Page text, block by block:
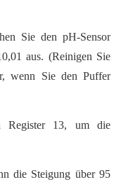
Sie den pH-Sensor
aus. (Reinigen Sie
wenn Sie den Puffer
13, um die
die Steigung über 95